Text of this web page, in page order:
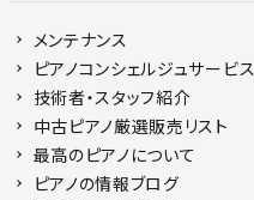
メンテナンス
ピアノコンシェルジュサービス
技術者・スタッフ紹介
中古ピアノ厳選販売リスト
最高のピアノについて
ピアノの情報ブログ